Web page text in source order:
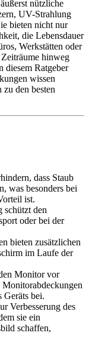
nützliche
UV-Strahlung
bieten nicht nur
die Lebensdauer
Werkstätten oder
hinweg
diesem Ratgeber
wissen
den besten
dass Staub
was besonders bei
ist.
schützt den
oder bei der
bieten zusätzlichen
im Laufe der
Monitor vor
Monitorabdeckungen
Geräts bei.
Verbesserung des
sie ein
schaffen,